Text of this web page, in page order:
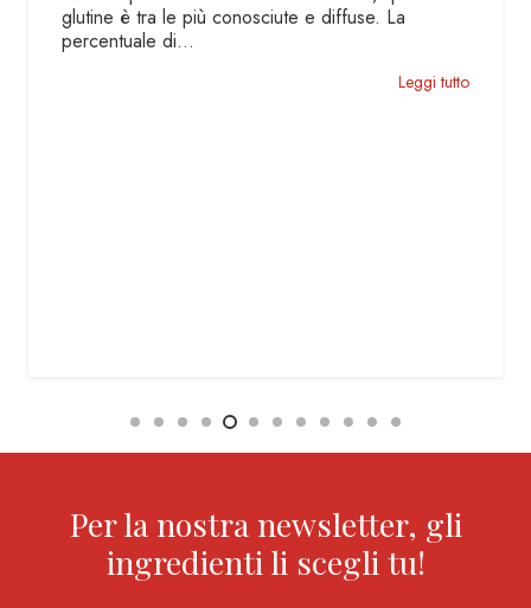
di alleggerire i propri dolci oppure, causa
intolleranze, di sostituire il…
Leggi tutto
Per la nostra newsletter, gli
ingredienti li scegli tu!